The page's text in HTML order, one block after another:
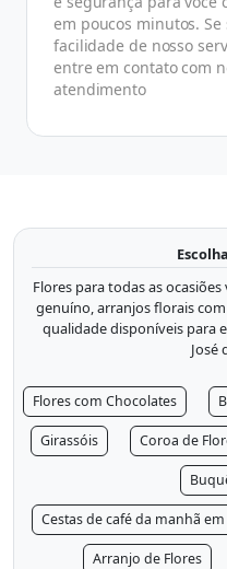
em poucos minutos.
facilidade de nosso
entre em contato com
atendimento
Flores para todas as
genuíno, arranjos florais
qualidade disponíveis para
José
Flores com Chocolates
Girassóis Coroa de
Cestas de café da manhã
Arranjo de Flores